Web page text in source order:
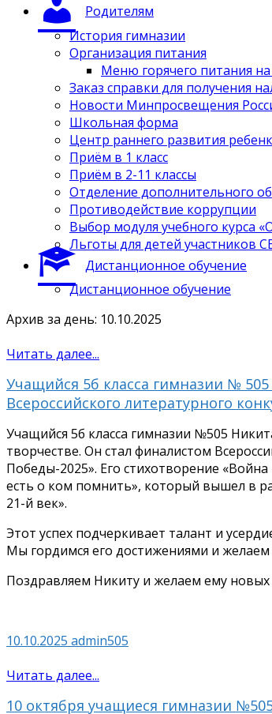
Родителям
История гимназии
Организация питания
Меню горячего питания на
Заказ справки для получения
Новости Минпросвещения
Школьная форма
Центр раннего развития
Приём в 1 класс
Приём в 2-11 классы
Отделение дополнительного
Противодействие коррупции
Выбор модуля учебного курса
Льготы для детей участников
Дистанционное обучение
Дистанционное обучение
Архив за день: 10.10.2025
Читать далее...
Учащийся 5б класса гимназии №
Всероссийского литературного
Учащийся 5б класса гимназии №505
творчестве. Он стал финалистом
Победы-2025». Его стихотворение
есть о ком помнить», который вышел в
21-й век».
Этот успех подчеркивает талант и
Мы гордимся его достижениями и
Поздравляем Никиту и желаем ему
10.10.2025 admin505
Читать далее...
10 октября учащиеся гимназии